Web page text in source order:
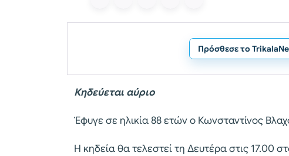
Πρόσθεσε το
Κηδεύεται αύριο
Έφυγε σε ηλικία 88 ετών ο Κωνσταντίνος
Η κηδεία θα τελεστεί τη Δευτέρα στις 17.00